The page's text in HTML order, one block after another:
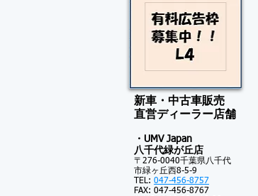
新車・中古車販売
​直営ディーラー店舗
・UMV Japan
八千代緑が丘店
〒276-0040千葉県八千代
市緑ヶ丘西8-5-9
TEL: 047-456-8757
FAX: 047-456-8767